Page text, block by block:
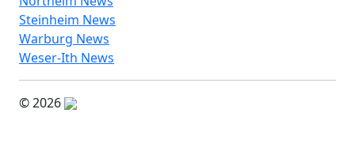
Steinheim News
Warburg News
Weser-Ith News
© 2026